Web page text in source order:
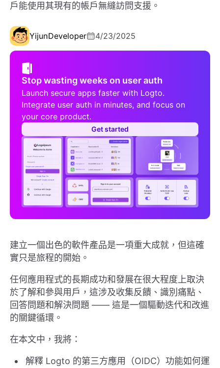
戶能使用其現有的帳戶無縫訪問支援。
YijunDeveloper 4/23/2025
Stop wasting weeks on user auth
Launch secure apps faster with Logto.
Integrate user auth in minutes, and focus on
your core product.
Get started
建立一個出色的軟件產品是一項重大成就，但這確
實只是旅程的開始。
任何應用程式的長期成功和發展在很大程度上取決
於了解和參與用戶，這涉及收集反饋、識別痛點、
回答問題和解決問題 —— 這是一個驅動迭代和改進
的關鍵循環。
在本文中，我將：
解釋 Logto 的第三方應用（OIDC）功能如何運